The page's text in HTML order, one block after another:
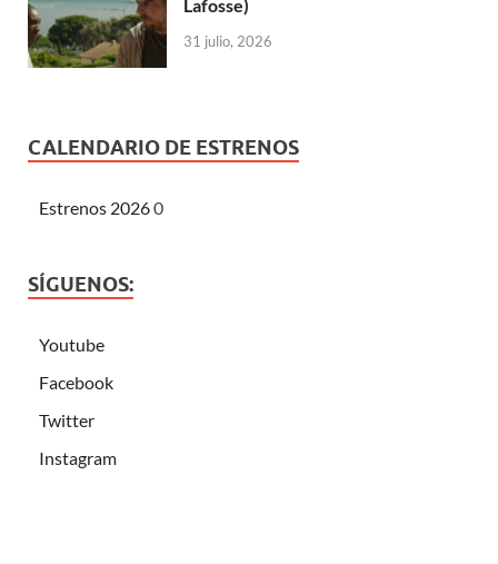
Lafosse)
31 julio, 2026
CALENDARIO DE ESTRENOS
Estrenos 20260
SÍGUENOS:
Youtube
Facebook
Twitter
Instagram